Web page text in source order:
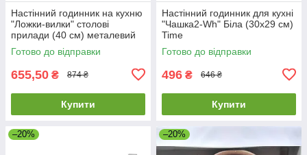
Настінний годинник на кухню
"Ложки-вилки" столові
прилади (40 cм) металевий
ЛВ-Мет-S-400 Timelike™
сріблясті
Готово до відправки
655,50 ₴ 874 ₴
Купити
Настінний годинник для кухні
"Чашка2-Wh" Біла (30х29 см)
Time
Готово до відправки
496 ₴ 646 ₴
Купити
–20% –20%